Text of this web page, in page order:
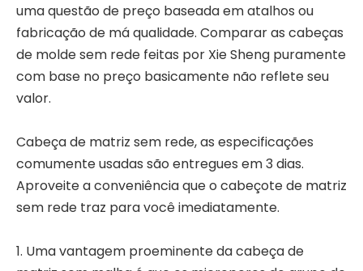
uma questão de preço baseada em atalhos ou
fabricação de má qualidade. Comparar as cabeças
de molde sem rede feitas por Xie Sheng puramente
com base no preço basicamente não reflete seu
valor.
Cabeça de matriz sem rede, as especificações
comumente usadas são entregues em 3 dias.
Aproveite a conveniência que o cabeçote de matriz
sem rede traz para você imediatamente.
1. Uma vantagem proeminente da cabeça de